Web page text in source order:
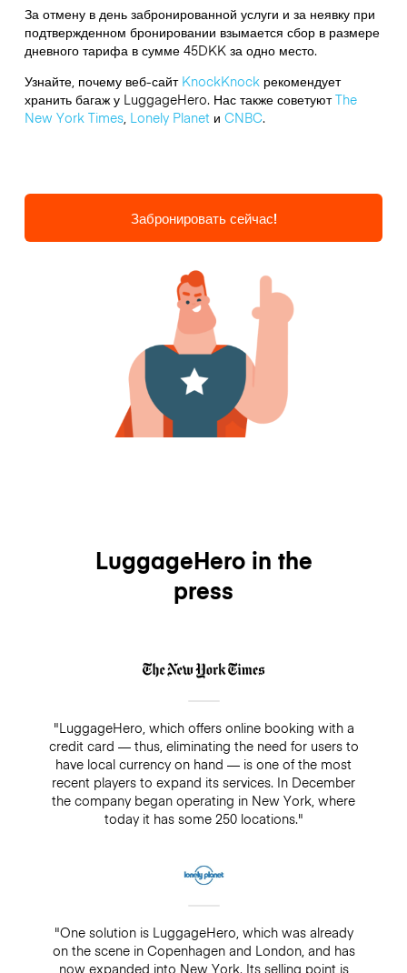
За отмену в день забронированной услуги и за неявку при
подтвержденном бронировании взымается сбор в размере
дневного тарифа в сумме 45DKK за одно место.
Узнайте, почему веб-сайт KnockKnockрекомендует
хранить багаж у LuggageHero. Нас также советуютThe
New York Times, Lonely Planetи CNBC.
Забронировать сейчас!
LuggageHero in the
press
"LuggageHero, which offers online booking with a
credit card — thus, eliminating the need for users to
have local currency on hand — is one of the most
recent players to expand its services. In December
the company began operating in New York, where
today it has some 250 locations."
"One solution is LuggageHero, which was already
on the scene in Copenhagen and London, and has
now expanded into New York. Its selling point is